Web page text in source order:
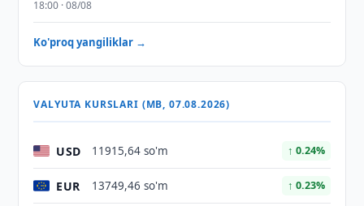
18:00 · 08/08
Ko'proq yangiliklar →
VALYUTA KURSLARI (MB, 07.08.2026)
USD 11915,64 so'm ↑ 0.24%
EUR 13749,46 so'm ↑ 0.23%